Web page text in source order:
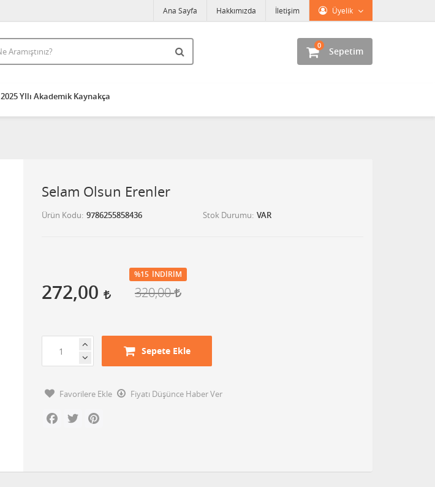
Üyelik
Ana Sayfa Hakkımızda İletişim
Sepetim
0
2025 YIlı Akademik Kaynakça
Selam Olsun Erenler
Ürün Kodu 9786255858436 Stok Durumu VAR
272,00
%15 İNDIRIM
320,00
Sepete Ekle
Favorilere Ekle
Fiyatı Düşünce Haber Ver
Facebook
Twitter